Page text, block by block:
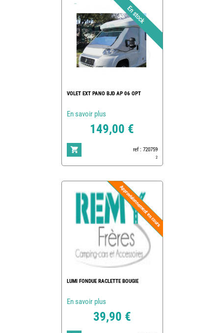
VOLET EXT PANO BJD AP 06 OPT
En savoir plus
149,00 €
ref : 720759
2
LUMI FONDUE RACLETTE BOUGIE
En savoir plus
39,90 €